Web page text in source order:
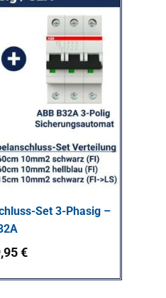
Set 3-Phasig –
€